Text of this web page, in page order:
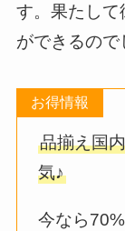
す。果たして
ができるので
お得情報
品揃え国
気♪
今なら